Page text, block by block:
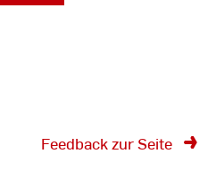
Feedback zur Seite